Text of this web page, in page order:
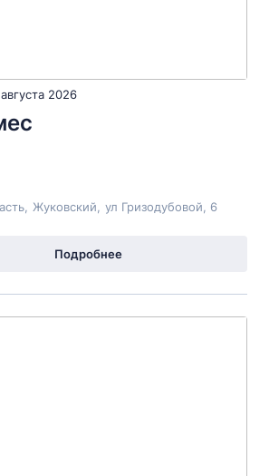
2026
Жуковский ул Гризодубовой , 6
Подробнее